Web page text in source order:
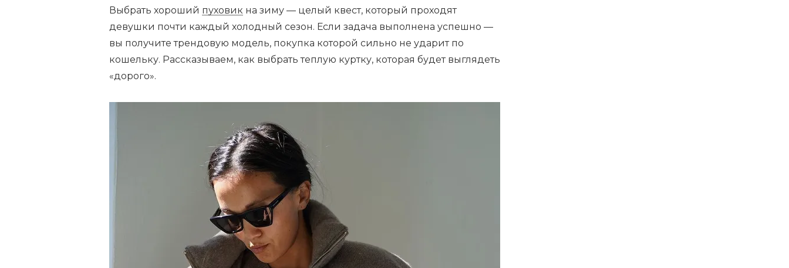
Выбрать хороший пуховик на зиму — целый квест, который проходят
девушки почти каждый холодный сезон. Если задача выполнена успешно —
вы получите трендовую модель, покупка которой сильно не ударит по
кошельку. Рассказываем, как выбрать теплую куртку, которая будет выглядеть
«дорого».